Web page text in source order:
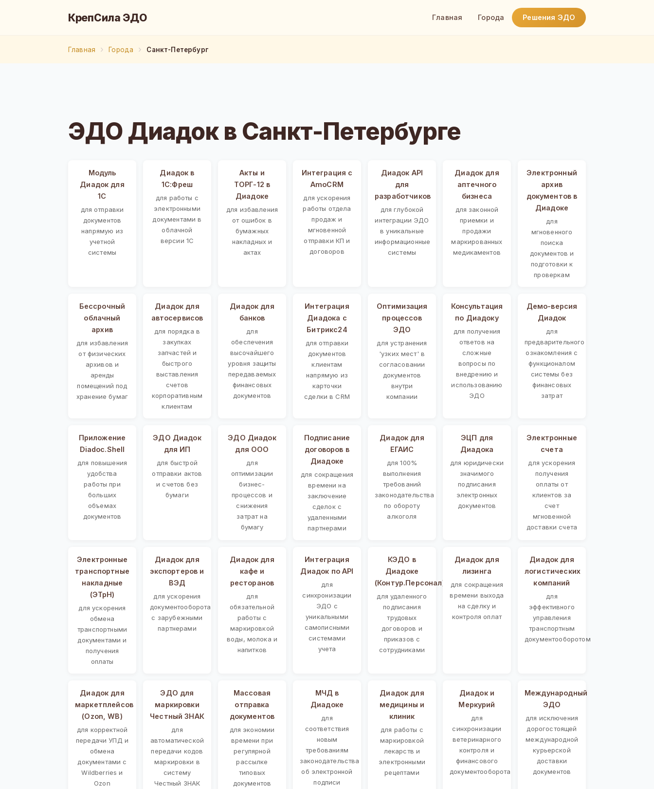
КрепСила ЭДО Главная Города Решения ЭДО
Главная Города Санкт-Петербург
ЭДО Диадок в Санкт-Петербурге
Модуль
Диадок для
1С
для отправки
документов
напрямую из
учетной
системы
Диадок в
1С:Фреш
для работы с
электронными
документами в
облачной
версии 1С
Акты и
ТОРГ-12 в
Диадоке
для избавления
от ошибок в
бумажных
накладных и
актах
Интеграция с
AmoCRM
для ускорения
работы отдела
продаж и
мгновенной
отправки КП и
договоров
Диадок API
для
разработчиков
для глубокой
интеграции ЭДО
в уникальные
информационные
системы
Диадок для
аптечного
бизнеса
для законной
приемки и
продажи
маркированных
медикаментов
Электронный
архив
документов в
Диадоке
для
мгновенного
поиска
документов и
подготовки к
проверкам
Бессрочный
облачный
архив
для избавления
от физических
архивов и
аренды
помещений под
хранение бумаг
Диадок для
автосервисов
для порядка в
закупках
запчастей и
быстрого
выставления
счетов
корпоративным
клиентам
Диадок для
банков
для
обеспечения
высочайшего
уровня защиты
передаваемых
финансовых
документов
Интеграция
Диадока с
Битрикс24
для отправки
документов
клиентам
напрямую из
карточки
сделки в CRM
Оптимизация
процессов
ЭДО
для устранения
'узких мест' в
согласовании
документов
внутри
компании
Консультация
по Диадоку
для получения
ответов на
сложные
вопросы по
внедрению и
использованию
ЭДО
Демо-версия
Диадок
для
предварительного
ознакомления с
функционалом
системы без
финансовых
затрат
Приложение
Diadoc.Shell
для повышения
удобства
работы при
больших
объемах
документов
ЭДО Диадок
для ИП
для быстрой
отправки актов
и счетов без
бумаги
ЭДО Диадок
для ООО
для
оптимизации
бизнес-
процессов и
снижения
затрат на
бумагу
Подписание
договоров в
Диадоке
для сокращения
времени на
заключение
сделок с
удаленными
партнерами
Диадок для
ЕГАИС
для 100%
выполнения
требований
законодательства
по обороту
алкоголя
ЭЦП для
Диадока
для юридически
значимого
подписания
электронных
документов
Электронные
счета
для ускорения
получения
оплаты от
клиентов за
счет
мгновенной
доставки счета
Электронные
транспортные
накладные
(ЭТрН)
для ускорения
обмена
транспортными
документами и
получения
оплаты
Диадок для
экспортеров и
ВЭД
для ускорения
документооборота
с зарубежными
партнерами
Диадок для
кафе и
ресторанов
для
обязательной
работы с
маркировкой
воды, молока и
напитков
Интеграция
Диадок по API
для
синхронизации
ЭДО с
уникальными
самописными
системами
учета
КЭДО в
Диадоке
(Контур.Персонал)
для удаленного
подписания
трудовых
договоров и
приказов с
сотрудниками
Диадок для
лизинга
для сокращения
времени выхода
на сделку и
контроля оплат
Диадок для
логистических
компаний
для
эффективного
управления
транспортным
документооборотом
Диадок для
маркетплейсов
(Ozon, WB)
для корректной
передачи УПД и
обмена
документами с
Wildberries и
Ozon
ЭДО для
маркировки
Честный ЗНАК
для
автоматической
передачи кодов
маркировки в
систему
Честный ЗНАК
Массовая
отправка
документов
для экономии
времени при
регулярной
рассылке
типовых
документов
МЧД в
Диадоке
для
соответствия
новым
требованиям
законодательства
об электронной
подписи
Диадок для
медицины и
клиник
для работы с
маркировкой
лекарств и
электронными
рецептами
Диадок и
Меркурий
для
синхронизации
ветеринарного
контроля и
финансового
документооборота
Международный
ЭДО
для исключения
дорогостоящей
международной
курьерской
доставки
документов